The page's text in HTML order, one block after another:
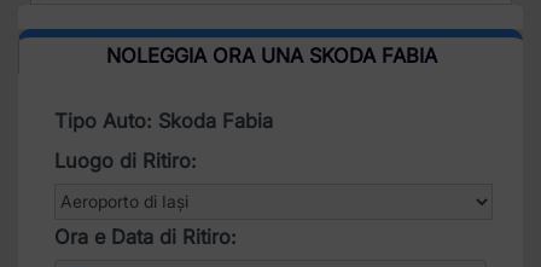
NOLEGGIA ORA UNA SKODA FABIA
Tipo Auto: Skoda Fabia
Luogo di Ritiro:
Ora e Data di Ritiro: